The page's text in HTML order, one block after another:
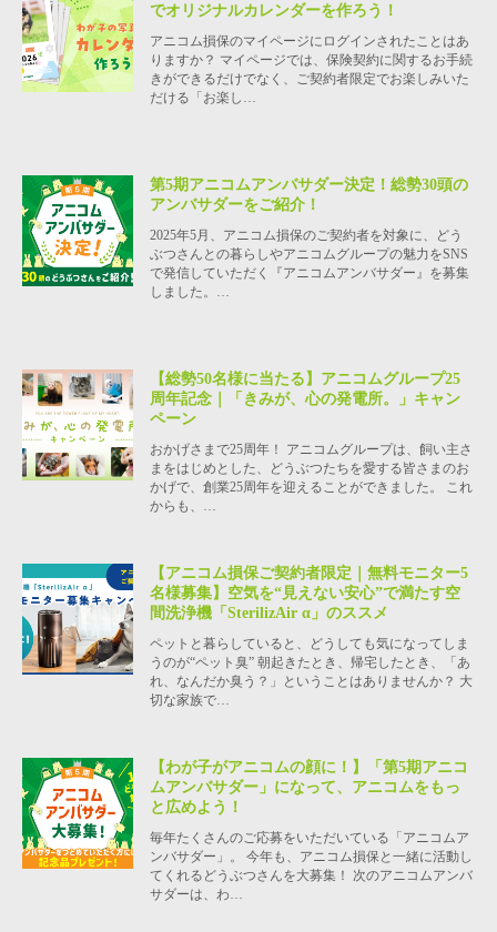
でオリジナルカレンダーを作ろう！
アニコム損保のマイページにログインされたことはあ
りますか？ マイページでは、保険契約に関するお手続
きができるだけでなく、ご契約者限定でお楽しみいた
だける「お楽し…
第5期アニコムアンバサダー決定！総勢30頭の
アンバサダーをご紹介！
2025年5月、アニコム損保のご契約者を対象に、どう
ぶつさんとの暮らしやアニコムグループの魅力をSNS
で発信していただく『アニコムアンバサダー』を募集
しました。…
【総勢50名様に当たる】アニコムグループ25
周年記念｜「きみが、心の発電所。」キャン
ペーン
おかげさまで25周年！ アニコムグループは、飼い主さ
まをはじめとした、どうぶつたちを愛する皆さまのお
かげで、創業25周年を迎えることができました。 これ
からも、…
【アニコム損保ご契約者限定｜無料モニター5
名様募集】空気を“見えない安心”で満たす空
間洗浄機「SterilizAir α」のススメ
ペットと暮らしていると、どうしても気になってしま
うのが“ペット臭” 朝起きたとき、帰宅したとき、「あ
れ、なんだか臭う？」ということはありませんか？ 大
切な家族で…
【わが子がアニコムの顔に！】「第5期アニコ
ムアンバサダー」になって、アニコムをもっ
と広めよう！
毎年たくさんのご応募をいただいている「アニコムア
ンバサダー」。 今年も、アニコム損保と一緒に活動し
てくれるどうぶつさんを大募集！ 次のアニコムアンバ
サダーは、わ…